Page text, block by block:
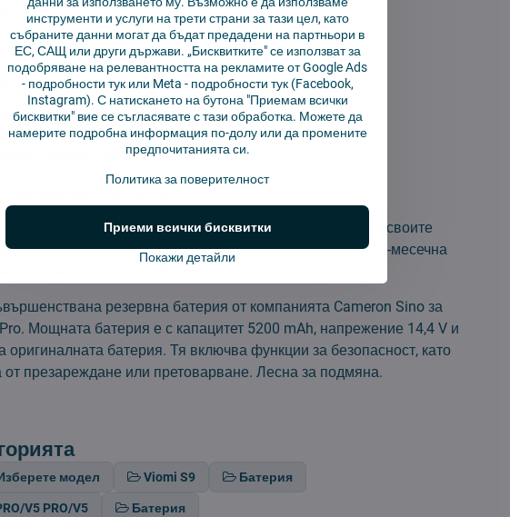
V
батерията: 12 месеца
Li-lon
мм
CS-PCM710VX
батерии Cameron Sino стои зад отличното качество на своите
за качеството, той дава на потребителите 12-месечна
на капацитет на тази батерия.
резервна батерия от компанията Cameron Sino за
Мощната батерия е с капацитет 5200 mAh, напрежение 14,4 V и
оригиналната батерия. Тя включва функции за безопасност, като
презареждане или претоварване. Лесна за подмяна.
модел Viomi S9 Батерия
V5 PRO/V5 Батерия
инструменти и услуги на трети страни за тази цел, като
събраните данни могат да бъдат предадени на партньори в
ЕС, САЩ или други държави. „Бисквитките" се използват за
подобряване на релевантността на рекламите от Google Ads
- подробности тукили Meta - подробности тук(Facebook,
Instagram). С натискането на бутона "Приемам всички
бисквитки" вие се съгласявате с тази обработка. Можете да
намерите подробна информация по-долу или да промените
предпочитанията си.
Политика за поверителност
Покажи детайли
Приеми всички бисквитки